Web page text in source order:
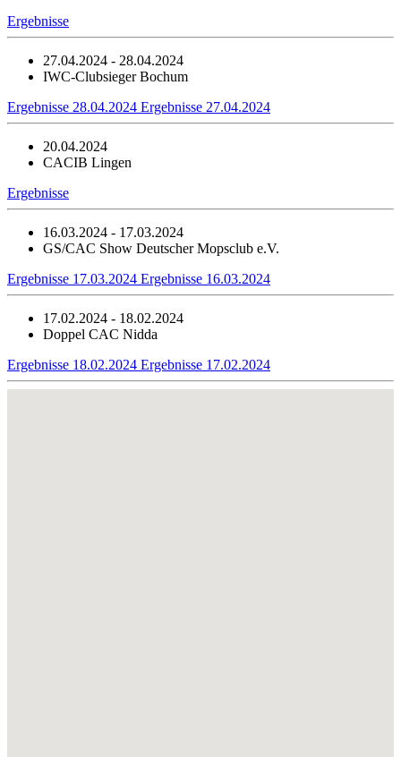
Ergebnisse
27.04.2024 - 28.04.2024
IWC-Clubsieger Bochum
Ergebnisse 28.04.2024 Ergebnisse 27.04.2024
20.04.2024
CACIB Lingen
Ergebnisse
16.03.2024 - 17.03.2024
GS/CAC Show Deutscher Mopsclub e.V.
Ergebnisse 17.03.2024 Ergebnisse 16.03.2024
17.02.2024 - 18.02.2024
Doppel CAC Nidda
Ergebnisse 18.02.2024 Ergebnisse 17.02.2024